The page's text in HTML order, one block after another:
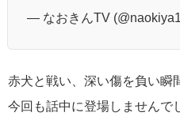
— なおきんTV
赤犬と戦い、深い傷を負い瞬
今回も話中に登場しませんで